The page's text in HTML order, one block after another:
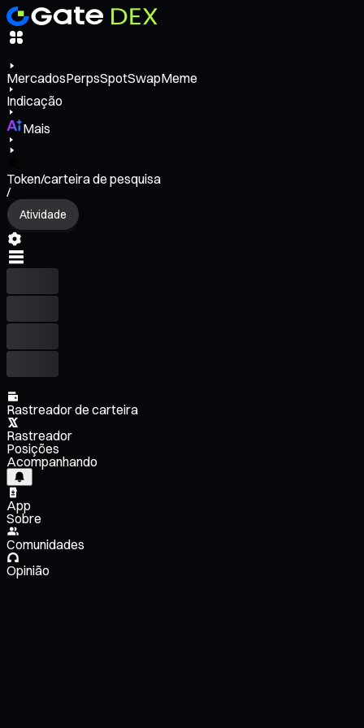
MercadosPerpsSpotSwapMeme
Indicação
Mais
Token/carteira de pesquisa
/
Atividade
Rastreador de carteira
Rastreador
Posições
Acompanhando
App
Sobre
Comunidades
Opinião